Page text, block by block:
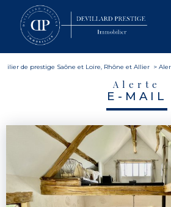
de prestige Saône et Loire, Rhône et Allier
Alerte
E-MAIL